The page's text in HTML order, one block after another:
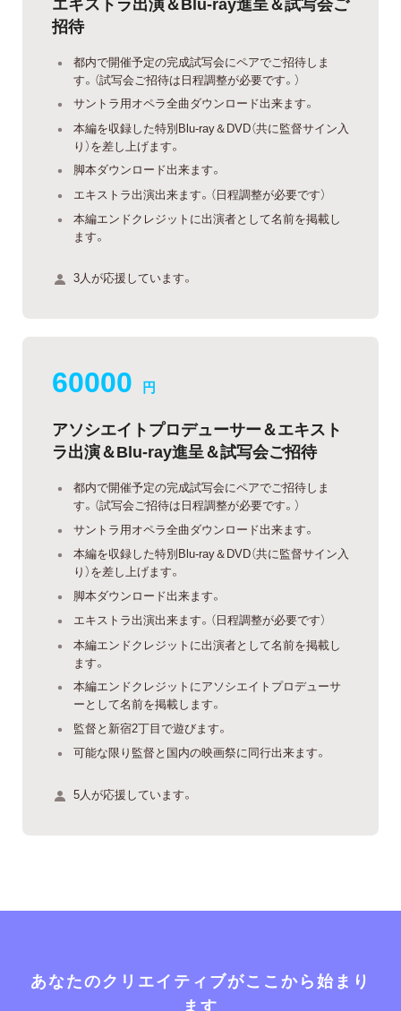
招待
都内で開催予定の完成試写会にペアでご招待しま
す。（試写会ご招待は日程調整が必要です。）
サントラ用オペラ全曲ダウンロード出来ます。
本編を収録した特別Blu-ray＆DVD（共に監督サイン入
り）を差し上げます。
脚本ダウンロード出来ます。
エキストラ出演出来ます。（日程調整が必要です）
本編エンドクレジットに出演者として名前を掲載し
ます。
3人が応援しています。
60000 円
アソシエイトプロデューサー＆エキスト
ラ出演＆Blu-ray進呈＆試写会ご招待
都内で開催予定の完成試写会にペアでご招待しま
す。（試写会ご招待は日程調整が必要です。）
サントラ用オペラ全曲ダウンロード出来ます。
本編を収録した特別Blu-ray＆DVD（共に監督サイン入
り）を差し上げます。
脚本ダウンロード出来ます。
エキストラ出演出来ます。（日程調整が必要です）
本編エンドクレジットに出演者として名前を掲載し
ます。
本編エンドクレジットにアソシエイトプロデューサ
ーとして名前を掲載します。
監督と新宿2丁目で遊びます。
可能な限り監督と国内の映画祭に同行出来ます。
5人が応援しています。
あなたのクリエイティブがここから始まり
ます